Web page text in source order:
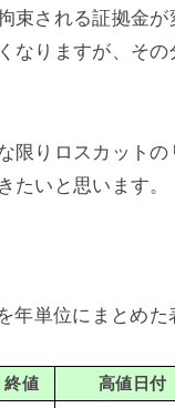
束される証拠金
なりますが、そ
限りロスカット
たいと思います。
年単位にまとめた
終値 高値日付